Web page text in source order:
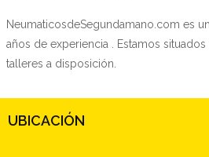
NeumaticosdeSegundamano.com es
años de experiencia . Estamos
talleres a disposición.
UBICACIÓN